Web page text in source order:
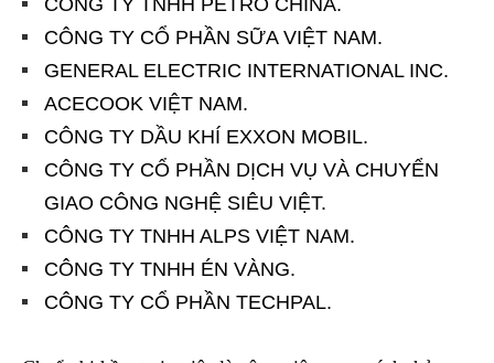
CÔNG TY CỔ PHẦN SỮA VIỆT NAM.
GENERAL ELECTRIC INTERNATIONAL INC.
ACECOOK VIỆT NAM.
CÔNG TY DẦU KHÍ EXXON MOBIL.
CÔNG TY CỔ PHẦN DỊCH VỤ VÀ CHUYỂN
GIAO CÔNG NGHỆ SIÊU VIỆT.
CÔNG TY TNHH ALPS VIỆT NAM.
CÔNG TY TNHH ÉN VÀNG.
CÔNG TY CỔ PHẦN TECHPAL.